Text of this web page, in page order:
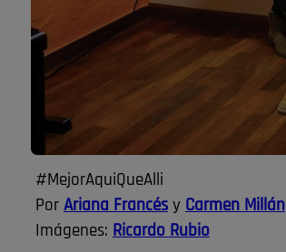
#MejorAquiQueAlli
Por Ariana Francés y Carmen Millán
Imágenes: Ricardo Rubio